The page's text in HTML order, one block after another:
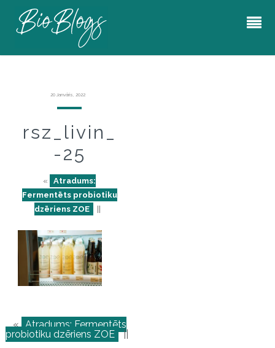
20 Janvāris, 2022
rsz_livin_
-25
«
Atradums:
Fermentēts probiotiku
dzēriens ZOE
« Atradums: Fermentēts
probiotiku dzēriens ZOE ||